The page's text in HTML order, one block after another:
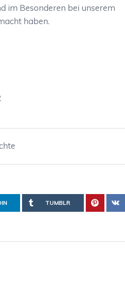
im Besonderen bei unserem
haben.
TUMBLR